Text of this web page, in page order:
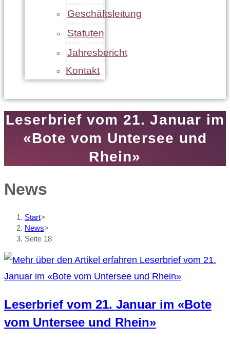
Geschäftsleitung
Statuten
Jahresbericht
Kontakt
Leserbrief vom 21. Januar im
«Bote vom Untersee und
Rhein»
News
Start>
News>
Seite 18
Leserbrief vom 21. Januar im «Bote
vom Untersee und Rhein»